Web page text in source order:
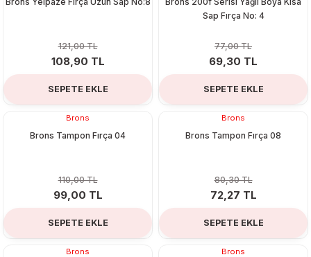
121,00 TL
108,90 TL
SEPETE EKLE
Sap Fırça No: 4
77,00 TL
69,30 TL
SEPETE EKLE
Brons
Brons Tampon Fırça 04
110,00 TL
99,00 TL
SEPETE EKLE
Brons
Brons Tampon Fırça 08
80,30 TL
72,27 TL
SEPETE EKLE
Brons Brons